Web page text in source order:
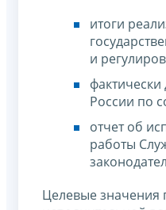
итоги
и
России по
отчет об
работы
Целевые значения